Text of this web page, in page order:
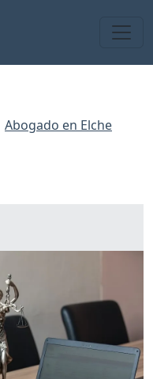
Abogado en Elche